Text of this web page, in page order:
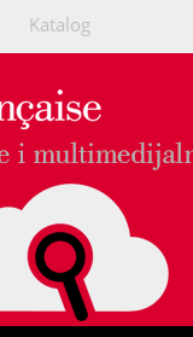
Katalog